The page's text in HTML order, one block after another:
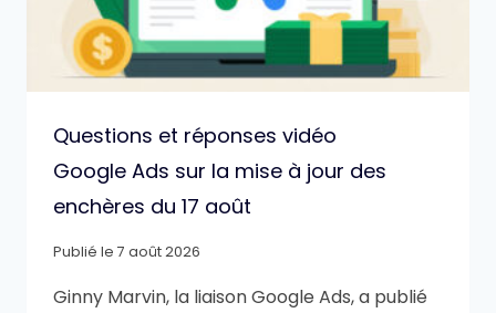
Questions et réponses vidéo
Google Ads sur la mise à jour des
enchères du 17 août
Publié le 7 août 2026
Ginny Marvin, la liaison Google Ads, a publié